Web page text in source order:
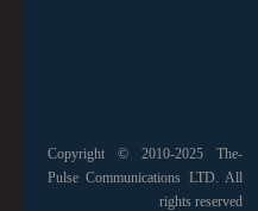
Copyright © 2010-2025 The-
Pulse Communications LTD. All
rights reserved